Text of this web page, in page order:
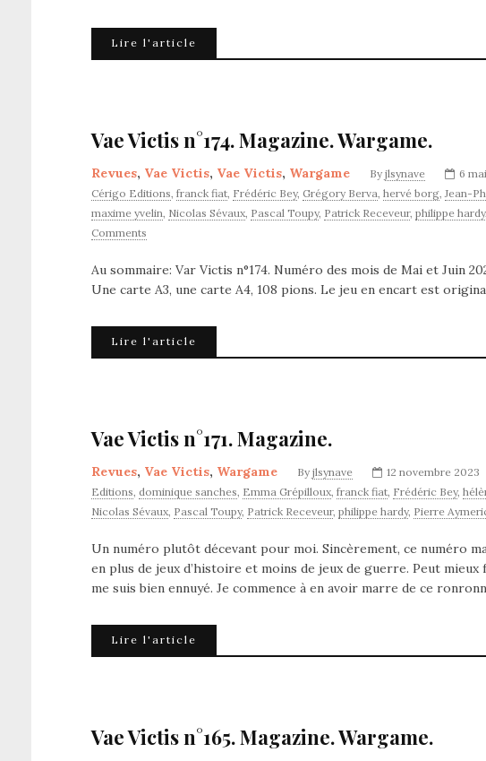
Lire l'article
Vae Victis n°174. Magazine. Wargame.
Revues, Vae Victis, Vae Victis, Wargame By jlsynave 6
Cérigo Editions, franck fiat, Frédéric Bey, Grégory Berva, hervé borg,Jean-
maxime yvelin, Nicolas Sévaux, Pascal Toupy, Patrick Receveur, philippe hardy,
Comments
Au sommaire: Var Victis n°174. Numéro des mois de Mai et Juin
Une carte A3, une carte A4, 108 pions. Le jeu en encart est
Lire l'article
Vae Victis n°171. Magazine.
Revues, Vae Victis, Wargame By jlsynave 12 novembre 2023
Editions, dominique sanches, Emma Grépilloux, franck fiat, Frédéric Bey,
Nicolas Sévaux, Pascal Toupy, Patrick Receveur, philippe hardy, Pierre
Un numéro plutôt décevant pour moi. Sincèrement, ce numéro
en plus de jeux d’histoire et moins de jeux de guerre. Peut mieux
me suis bien ennuyé. Je commence à en avoir marre de ce
Lire l'article
Vae Victis n°165. Magazine. Wargame.